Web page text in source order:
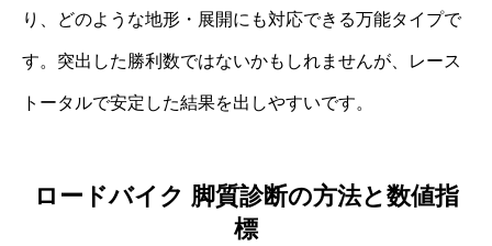
り、どのような地形・展開にも対応できる万能タイプで
す。突出した勝利数ではないかもしれませんが、レース
トータルで安定した結果を出しやすいです。
ロードバイク 脚質診断の方法と数値指
標